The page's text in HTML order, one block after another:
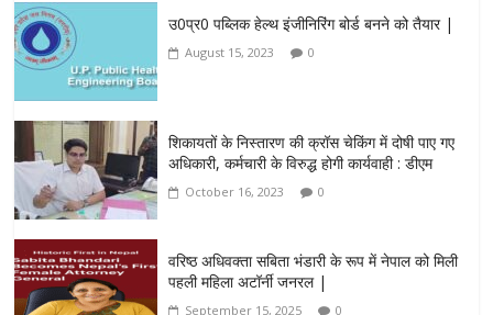
उ0प्र0 पब्लिक हेल्थ इंजीनिरिंग बोर्ड बनने को तैयार |
August 15, 2023 0
शिकायतों के निस्तारण की क्रॉस चेकिंग में दोषी पाए गए
अधिकारी, कर्मचारी के विरुद्ध होगी कार्यवाही : डीएम
October 16, 2023 0
वरिष्ठ अधिवक्ता सबिता भंडारी के रूप में नेपाल को मिली
पहली महिला अटॉर्नी जनरल |
September 15, 2025 0